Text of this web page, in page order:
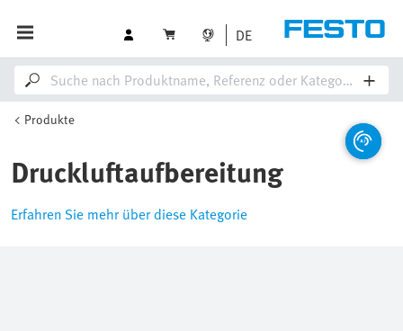
DE
Produkte
Druckluftaufbereitung
Erfahren Sie mehr über diese Kategorie